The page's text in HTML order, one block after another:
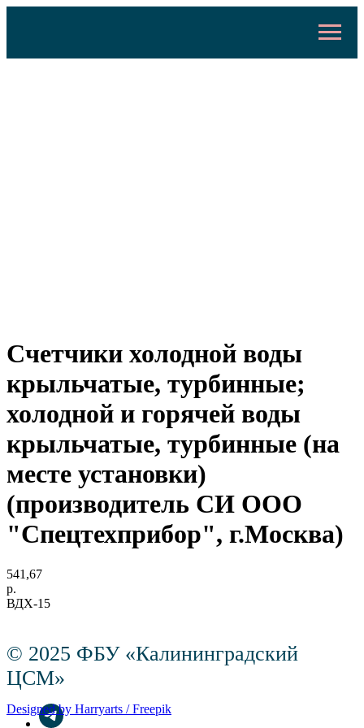
Счетчики холодной воды
крыльчатые, турбинные;
холодной и горячей воды
крыльчатые, турбинные (на
месте установки)
(производитель СИ ООО
"Спецтехприбор", г.Москва)
541,67
р.
ВДХ-15
© 2025 ФБУ «Калининградский
ЦСМ»
Designed by Harryarts / Freepik